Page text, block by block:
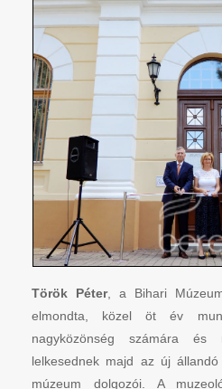
Török Péter, a Bihari
elmondta, közel öt év
nagyközönség számára és
lelkesednek majd az új
múzeum dolgozói. A